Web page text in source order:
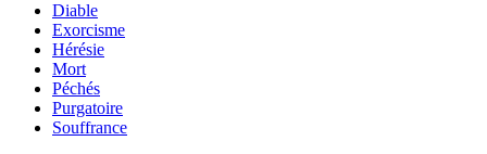
Diable
Exorcisme
Hérésie
Mort
Péchés
Purgatoire
Souffrance